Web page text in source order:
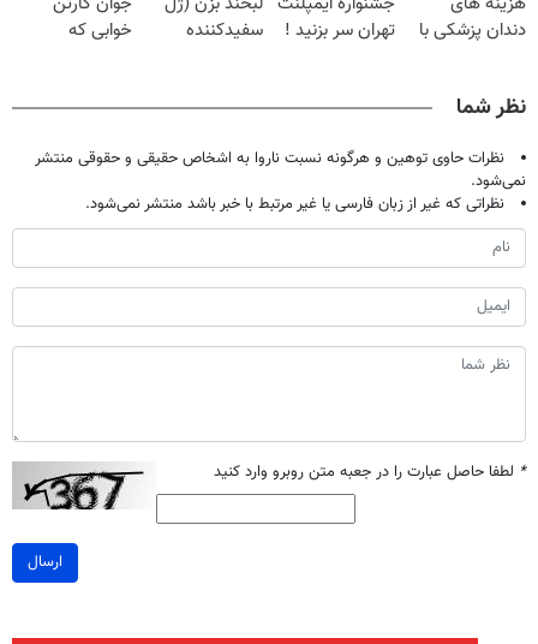
دندان پزشکی با
تهران سر بزنید !
سفیدکننده
خوابی که
نظر شما
نظرات حاوی توهین و هرگونه نسبت ناروا به اشخاص حقیقی و حقوقی منتشر
نمی‌شود.
نظراتی که غیر از زبان فارسی یا غیر مرتبط با خبر باشد منتشر نمی‌شود.
* لطفا حاصل عبارت را در جعبه متن روبرو وارد کنید
ارسال